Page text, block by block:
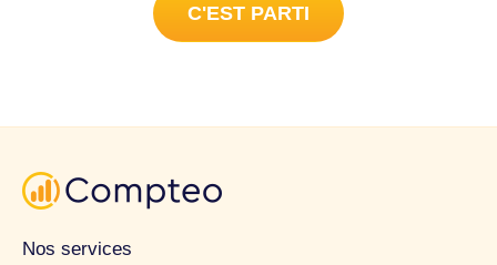
C'EST PARTI
Nos services